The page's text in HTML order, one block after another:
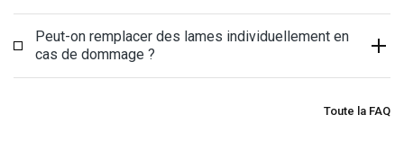
Peut-on remplacer des lames individuellement en
cas de dommage ?
Toute la FAQ